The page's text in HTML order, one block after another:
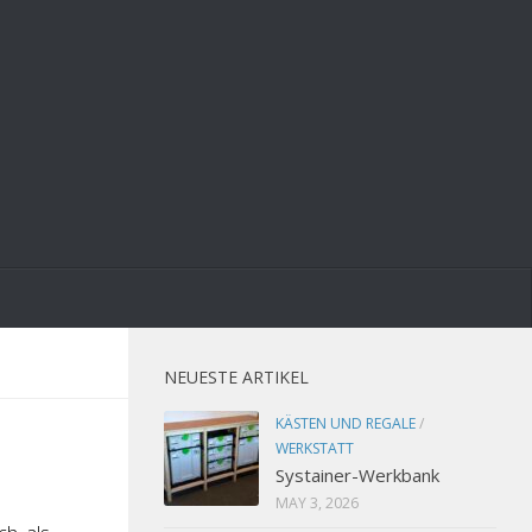
NEUESTE ARTIKEL
KÄSTEN UND REGALE/
WERKSTATT
Systainer-Werkbank
MAY 3, 2026